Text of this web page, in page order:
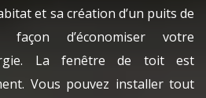
et sa création d’un puits de
façon d’économiser votre
La fenêtre de toit est
Vous pouvez installer tout